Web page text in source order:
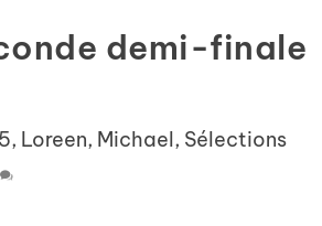
demi-finale
, Loreen, Michael, Sélections